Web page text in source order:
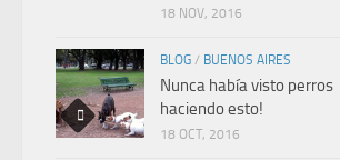
18 NOV, 2016
BLOG / BUENOS AIRES
Nunca había visto perros
haciendo esto!
18 OCT, 2016